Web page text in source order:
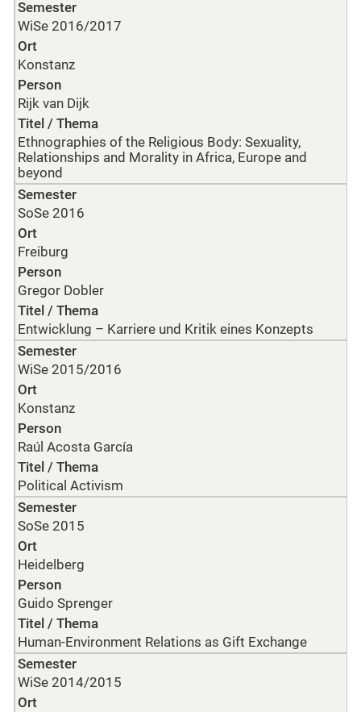
Semester
WiSe 2016/2017
Ort
Konstanz
Person
Rijk van Dijk
Titel / Thema
Ethnographies of the Religious Body: Sexuality,
Relationships and Morality in Africa, Europe and
beyond
Semester
SoSe 2016
Ort
Freiburg
Person
Gregor Dobler
Titel / Thema
Entwicklung – Karriere und Kritik eines Konzepts
Semester
WiSe 2015/2016
Ort
Konstanz
Person
Raúl Acosta García
Titel / Thema
Political Activism
Semester
SoSe 2015
Ort
Heidelberg
Person
Guido Sprenger
Titel / Thema
Human-Environment Relations as Gift Exchange
Semester
WiSe 2014/2015
Ort